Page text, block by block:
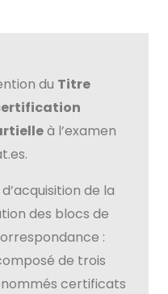
du Titre
à l’examen
de la
des blocs de
:
de trois
certificats